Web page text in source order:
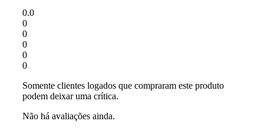
0.0
0
0
0
0
0
Somente clientes logados que compraram este produto
podem deixar uma crítica.
Não há avaliações ainda.